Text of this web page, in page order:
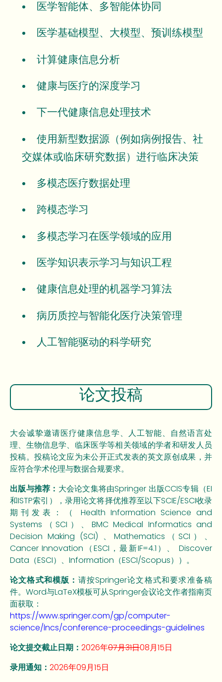
医学智能体、多智能体协同
医学基础模型、大模型、预训练模型
计算健康信息分析
健康与医疗的深度学习
下一代健康信息处理技术
使用新型数据源（例如病例报告、社
交媒体或临床研究数据）进行临床决策
多模态医疗数据处理
跨模态学习
多模态学习在医学领域的应用
医学知识表示学习与知识工程
健康信息处理的机器学习算法
病历质控与智能化医疗决策管理
人工智能驱动的科学研究
论文投稿
大会诚挚邀请医疗健康信息学、人工智能、自然语言处
理、生物信息学、临床医学等相关领域的学者和研发人员
投稿。投稿论文应为未公开正式发表的英文原创成果，并
应符合学术伦理与数据合规要求。
出版与推荐： 大会论文集将由Springer 出版CCIS专辑（EI
和ISTP索引），录用论文将择优推荐至以下SCIE/ESCI收录
期刊发表：（ Health Information Science and
Systems（SCI）、BMC Medical Informatics and
Decision Making (SCI) 、Mathematics（SCI）、
Cancer Innovation（ESCI，最新IF=4.1）、 Discover
Data（ESCI）、Information（ESCI/Scopus））。
论文格式和模版： 请按Springer论文格式和要求准备稿
件。Word与LaTeX模板可从Springer会议论文作者指南页
面获取：
https://www.springer.com/gp/computer-
science/lncs/conference-proceedings-guidelines
论文提交截止日期： 2026年07月31日08月15日
录用通知： 2026年09月15日